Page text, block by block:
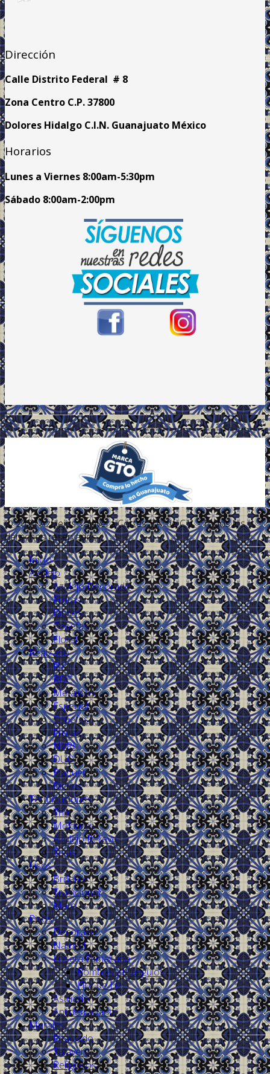
Dirección
Calle Distrito Federal # 8
Zona Centro C.P. 37800
Dolores Hidalgo C.I.N. Guanajuato México
Horarios
Lunes a Viernes 8:00am-5:30pm
Sábado 8:00am-2:00pm
.
© 2024 Azulejos Talavera Cortés S.A. de C.V. - Todos los
derechos reservados.
Inicio
Azulejo
Azulejo Decorado
Frutas
Bichos
Cenefas
Floral
Realzado
RVL
RDC
Metálicos
Especial
Cenefas
Frutas
NVRL
DUO
Plaquet
Bichos
Terminaciones
Trim
Molduras
Azulejo Relieve
Tejas
Lisos
Brillante
Tradicional
Mate
Pisos
Decorado
Natural
Loseta Esmaltada
Rombos y triángulos
Flor de Liz
Astriado
Antiderrapante
Murales
Realzado
Talavera
Religiosos